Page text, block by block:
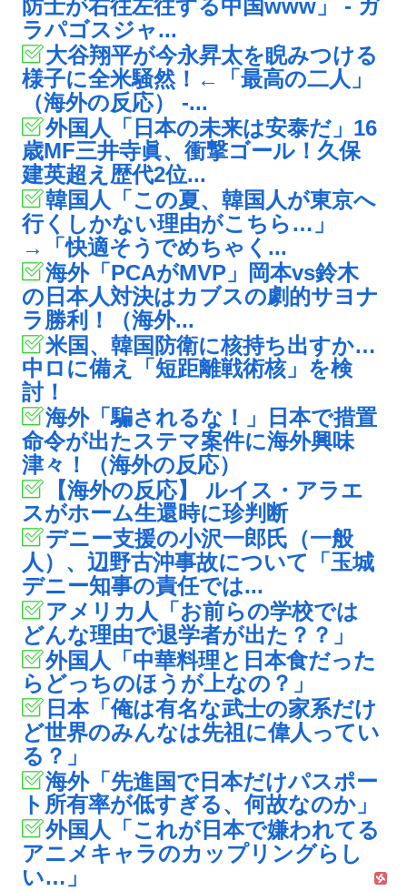
防士が右往左往する中国www」 - ガ
ラパゴスジャ...
大谷翔平が今永昇太を睨みつける
様子に全米騒然！←「最高の二人」
（海外の反応） -...
外国人「日本の未来は安泰だ」16
歳MF三井寺眞、衝撃ゴール！久保
建英超え歴代2位...
韓国人「この夏、韓国人が東京へ
行くしかない理由がこちら…」
→「快適そうでめちゃく...
海外「PCAがMVP」岡本vs鈴木
の日本人対決はカブスの劇的サヨナ
ラ勝利！（海外...
米国、韓国防衛に核持ち出すか…
中ロに備え「短距離戦術核」を検
討！
海外「騙されるな！」日本で措置
命令が出たステマ案件に海外興味
津々！（海外の反応）
【海外の反応】 ルイス・アラエ
スがホーム生還時に珍判断
デニー支援の小沢一郎氏（一般
人）、辺野古沖事故について「玉城
デニー知事の責任では...
アメリカ人「お前らの学校では
どんな理由で退学者が出た？？」
外国人「中華料理と日本食だった
らどっちのほうが上なの？」
日本「俺は有名な武士の家系だけ
ど世界のみんなは先祖に偉人ってい
る？」
海外「先進国で日本だけパスポー
ト所有率が低すぎる、何故なのか」
外国人「これが日本で嫌われてる
アニメキャラのカップリングらし
い…」